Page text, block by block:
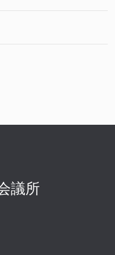
議所